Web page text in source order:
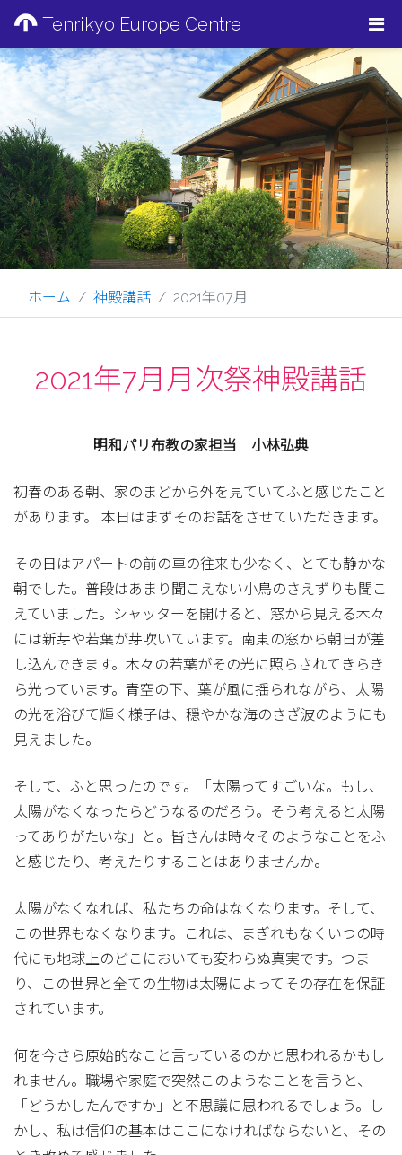
Tenrikyo Europe Centre
ホーム 神殿講話 2021年07月
2021年7月月次祭神殿講話
明和パリ布教の家担当 小林弘典
初春のある朝、家のまどから外を見ていてふと感じたこと
があります。 本日はまずそのお話をさせていただきます。
その日はアパートの前の車の往来も少なく、とても静かな
朝でした。普段はあまり聞こえない小鳥のさえずりも聞こ
えていました。シャッターを開けると、窓から見える木々
には新芽や若葉が芽吹いています。南東の窓から朝日が差
し込んできます。木々の若葉がその光に照らされてきらき
ら光っています。青空の下、葉が風に揺られながら、太陽
の光を浴びて輝く様子は、穏やかな海のさざ波のようにも
見えました。
そして、ふと思ったのです。「太陽ってすごいな。もし、
太陽がなくなったらどうなるのだろう。そう考えると太陽
ってありがたいな」と。皆さんは時々そのようなことをふ
と感じたり、考えたりすることはありませんか。
太陽がなくなれば、私たちの命はなくなります。そして、
この世界もなくなります。これは、まぎれもなくいつの時
代にも地球上のどこにおいても変わらぬ真実です。つま
り、この世界と全ての生物は太陽によってその存在を保証
されています。
何を今さら原始的なこと言っているのかと思われるかもし
れません。職場や家庭で突然このようなことを言うと、
「どうかしたんですか」と不思議に思われるでしょう。し
かし、私は信仰の基本はここになければならないと、その